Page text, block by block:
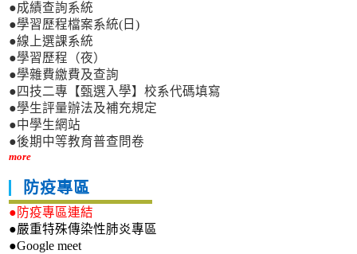
●成績查詢系統
●學習歷程檔案系統(日)
●線上選課系統
●學習歷程（夜）
●學雜費繳費及查詢
●四技二專【甄選入學】校系代碼填寫
●學生評量辦法及補充規定
●中學生網站
●後期中等教育普查問卷
more
防疫專區
●防疫專區連結
●嚴重特殊傳染性肺炎專區
●Google meet